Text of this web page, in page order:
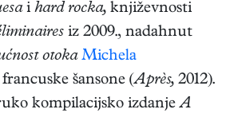
i hard rocka, književnosti
iz 2009., nadahnut
otoka Michela
francuske šansone (Après, 2012).
kompilacijsko izdanjeA